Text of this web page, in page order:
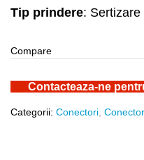
Tip prindere: Sertizare
Compare
Contacteaza-ne
Categorii: Conectori